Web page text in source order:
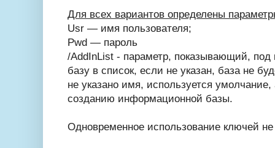
Для всех вариантов определены
Usr — имя пользователя;
Pwd — пароль
/AddInList - параметр, показывающий, под
базу в список, если не указан, база не
не указано имя, используется
созданию информационной базы.
Одновременное использование ключей не